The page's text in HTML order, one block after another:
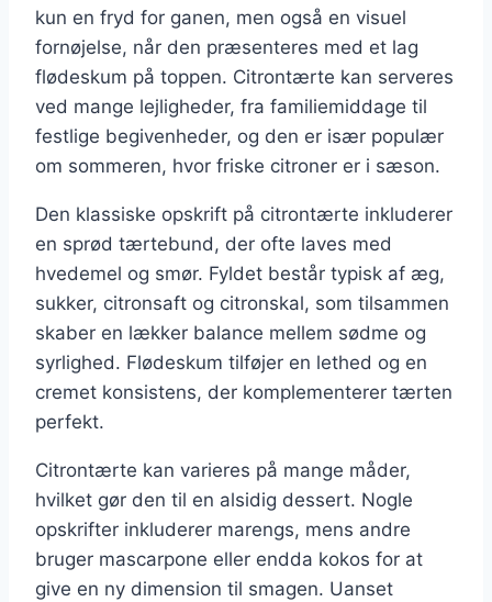
kun en fryd for ganen, men også en visuel
fornøjelse, når den præsenteres med et lag
flødeskum på toppen. Citrontærte kan serveres
ved mange lejligheder, fra familiemiddage til
festlige begivenheder, og den er især populær
om sommeren, hvor friske citroner er i sæson.
Den klassiske opskrift på citrontærte inkluderer
en sprød tærtebund, der ofte laves med
hvedemel og smør. Fyldet består typisk af æg,
sukker, citronsaft og citronskal, som tilsammen
skaber en lækker balance mellem sødme og
syrlighed. Flødeskum tilføjer en lethed og en
cremet konsistens, der komplementerer tærten
perfekt.
Citrontærte kan varieres på mange måder,
hvilket gør den til en alsidig dessert. Nogle
opskrifter inkluderer marengs, mens andre
bruger mascarpone eller endda kokos for at
give en ny dimension til smagen. Uanset